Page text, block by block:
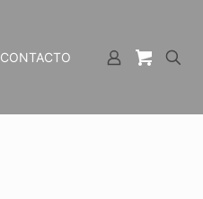
CONTACTO